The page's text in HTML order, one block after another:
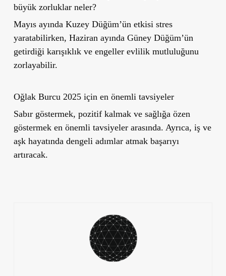
büyük zorluklar neler?
Mayıs ayında Kuzey Düğüm’ün etkisi stres
yaratabilirken, Haziran ayında Güney Düğüm’ün
getirdiği karışıklık ve engeller evlilik mutluluğunu
zorlayabilir.
Oğlak Burcu 2025 için en önemli tavsiyeler
Sabır göstermek, pozitif kalmak ve sağlığa özen
göstermek en önemli tavsiyeler arasında. Ayrıca, iş ve
aşk hayatında dengeli adımlar atmak başarıyı
artıracak.